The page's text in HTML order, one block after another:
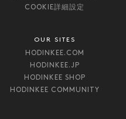
COOKIE詳細設定
OUR SITES
HODINKEE.COM
HODINKEE.JP
HODINKEE SHOP
HODINKEE COMMUNITY